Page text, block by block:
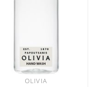
OLIVIA